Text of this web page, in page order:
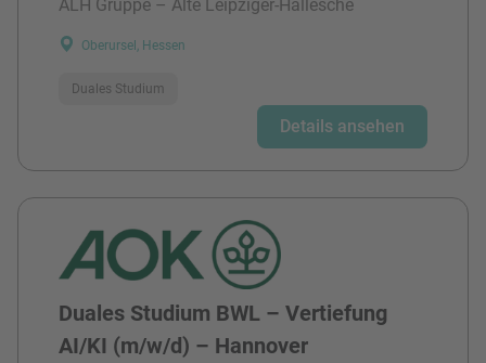
ALH Gruppe – Alte Leipziger-Hallesche
Oberursel, Hessen
Duales Studium
Details ansehen
Duales Studium BWL – Vertiefung
AI/KI (m/w/d) – Hannover